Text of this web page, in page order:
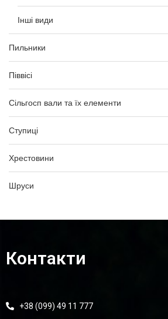
Інші види
Пильники
Піввісі
Сільгосп вали та їх елементи
Ступиці
Хрестовини
Шруси
Контакти
+38 (099) 49 11 777